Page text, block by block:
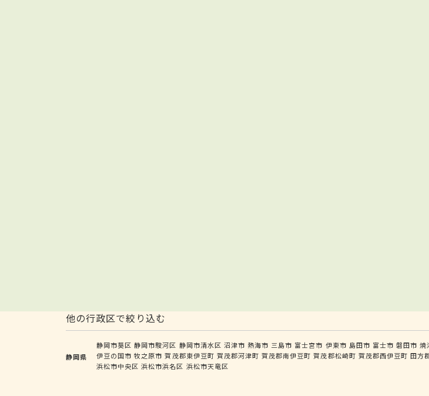
他の行政区で絞り込む
静岡県
静岡市葵区 静岡市駿河区 静岡市清水区 沼津市 熱海市 三島市 富士宮市 伊東市 島田市 富士市 磐田市 焼
伊豆の国市 牧之原市 賀茂郡東伊豆町 賀茂郡河津町 賀茂郡南伊豆町 賀茂郡松崎町 賀茂郡西伊豆町 田方
浜松市中央区 浜松市浜名区 浜松市天竜区